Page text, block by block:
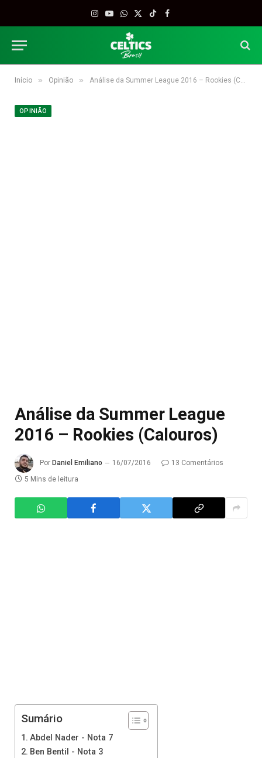
Instagram
YouTube
WhatsApp
X
TikTokFacebook
Início » Opinião » Análise da Summer League 2016 – Rookies (Calouros)
OPINIÃO
Análise da Summer League
2016 – Rookies (Calouros)
Por Daniel Emiliano 16/07/2016
13 Comentários
5 Mins de leitura
Sumário
Abdel Nader - Nota 7
Ben Bentil - Nota 3